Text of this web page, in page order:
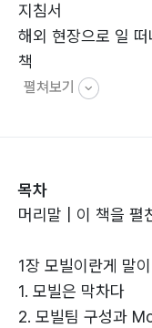
지침서
해외 현장으로 일
책
펼쳐보기
목차
머리말 | 이 책을
1장 모빌이란게 말
1. 모빌은 막차다
2. 모빌팀 구성과